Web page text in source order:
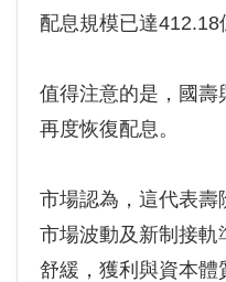
配息規模已達412.18
值得注意的是，國壽
再度恢復配息。
市場認為，這代表壽
市場波動及新制接
舒緩，獲利與資本體